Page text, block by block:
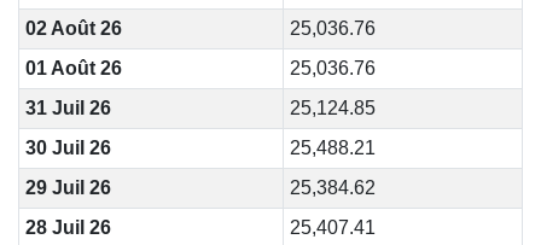
02 Août 26
25,036.76
01 Août 26
25,036.76
31 Juil 26
25,124.85
30 Juil 26
25,488.21
29 Juil 26
25,384.62
28 Juil 26
25,407.41